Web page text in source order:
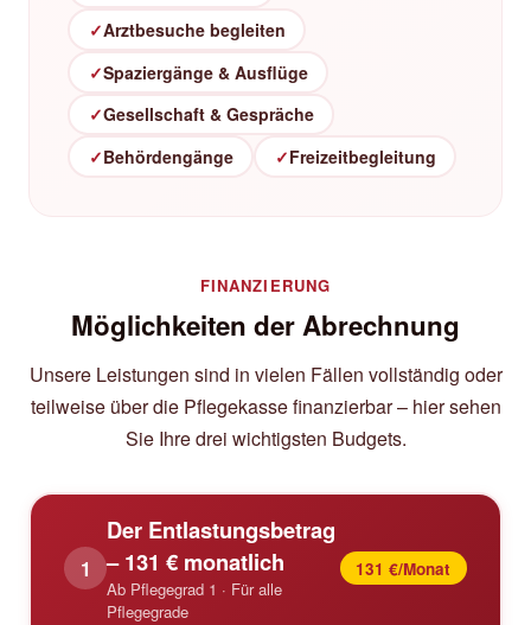
✓Arztbesuche begleiten
✓Spaziergänge & Ausflüge
✓Gesellschaft & Gespräche
✓Behördengänge ✓Freizeitbegleitung
FINANZIERUNG
Möglichkeiten der Abrechnung
Unsere Leistungen sind in vielen Fällen vollständig oder
teilweise über die Pflegekasse finanzierbar – hier sehen
Sie Ihre drei wichtigsten Budgets.
1
Der Entlastungsbetrag
– 131 € monatlich
Ab Pflegegrad 1 · Für alle
Pflegegrade
131 €/Monat